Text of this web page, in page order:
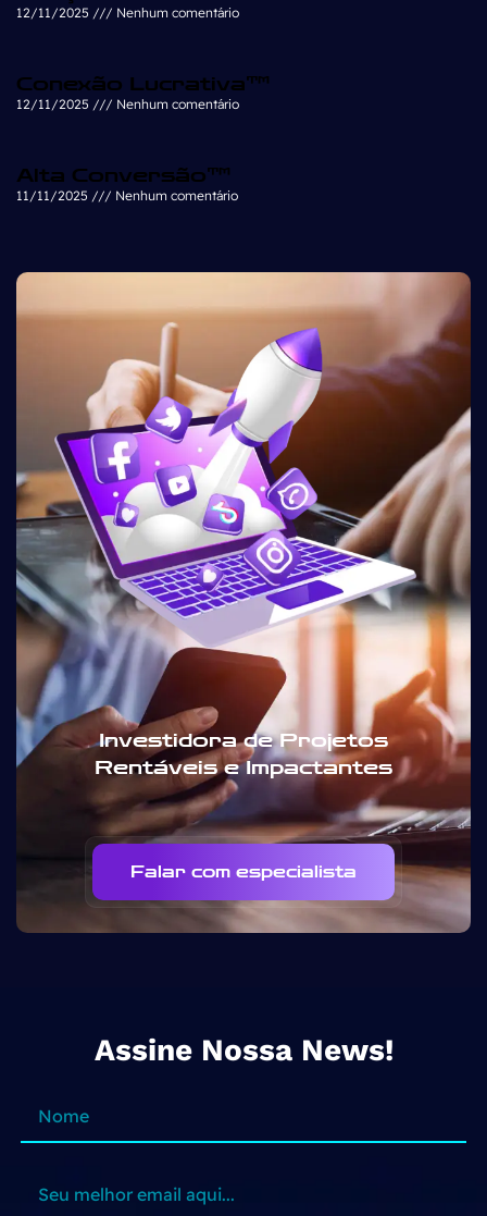
12/11/2025 Nenhum comentário
Conexão Lucrativa™
12/11/2025 Nenhum comentário
Alta Conversão™
11/11/2025 Nenhum comentário
Investidora de Projetos
Rentáveis e Impactantes
Falar com especialista
Assine Nossa News!